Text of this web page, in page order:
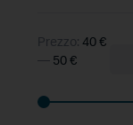
Prezzo: 40 €
— 50 €